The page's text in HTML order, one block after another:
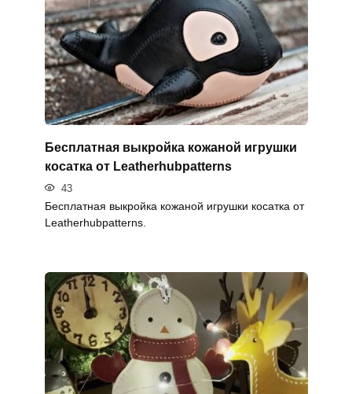
Бесплатная выкройка кожаной игрушки
косатка от Leatherhubpatterns
43
Бесплатная выкройка кожаной игрушки косатка от
Leatherhubpatterns.